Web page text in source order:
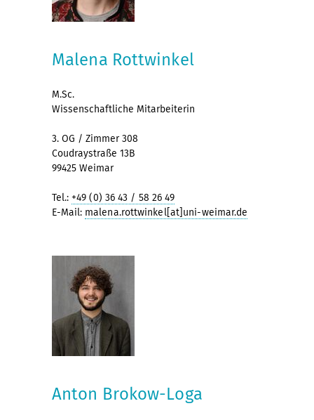
Malena Rottwinkel
M.Sc.
Wissenschaftliche Mitarbeiterin
3. OG / Zimmer 308
Coudraystraße 13B
99425 Weimar
Tel.: +49 (0) 36 43 / 58 26 49
E-Mail: malena.rottwinkel[at]uni-weimar.de
Anton Brokow-Loga